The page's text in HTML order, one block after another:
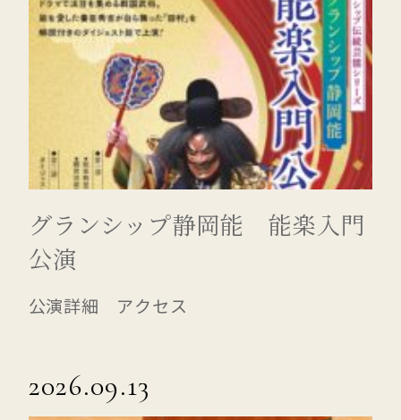
グランシップ静岡能 能楽入門
公演
公演詳細 アクセス
2026.09.13